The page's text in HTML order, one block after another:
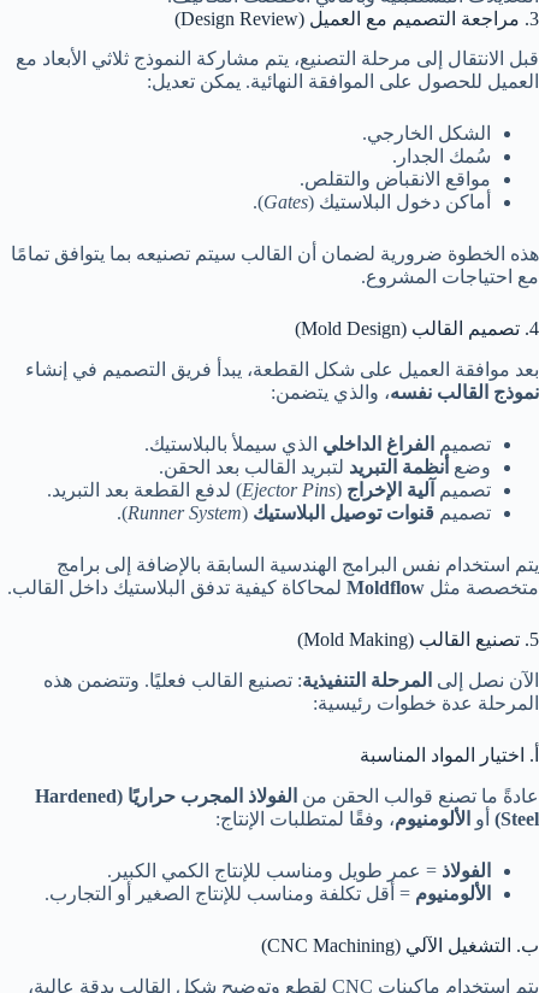
3. مراجعة التصميم مع العميل (Design Review)
قبل الانتقال إلى مرحلة التصنيع، يتم مشاركة النموذج ثلاثي الأبعاد مع
العميل للحصول على الموافقة النهائية. يمكن تعديل:
الشكل الخارجي.
سُمك الجدار.
مواقع الانقباض والتقلص.
أماكن دخول البلاستيك (Gates
).
هذه الخطوة ضرورية لضمان أن القالب سيتم تصنيعه بما يتوافق تمامًا
مع احتياجات المشروع.
4. تصميم القالب (Mold Design)
بعد موافقة العميل على شكل القطعة، يبدأ فريق التصميم في إنشاء
نموذج القالب نفسه، والذي يتضمن:
تصميم الفراغ الداخلي الذي سيملأ بالبلاستيك.
وضع أنظمة التبريد لتبريد القالب بعد الحقن.
تصميم
آلية الإخراج (
Ejector Pins) لدفع القطعة بعد التبريد.
تصميم قنوات توصيل البلاستيك (
Runner System
).
يتم استخدام نفس البرامج الهندسية السابقة بالإضافة إلى برامج
متخصصة مثل Moldflow لمحاكاة كيفية تدفق البلاستيك داخل القالب.
5. تصنيع القالب (Mold Making)
الآن نصل إلى المرحلة التنفيذية: تصنيع القالب فعليًا. وتتضمن هذه
المرحلة عدة خطوات رئيسية:
أ. اختيار المواد المناسبة
عادةً ما تصنع قوالب الحقن من
الفولاذ المجرب حراريًا (Hardened
Steel)
أو الألومنيوم، وفقًا لمتطلبات الإنتاج:
الفولاذ = عمر طويل ومناسب للإنتاج الكمي الكبير.
الألومنيوم = أقل تكلفة ومناسب للإنتاج الصغير أو التجارب.
ب. التشغيل الآلي (CNC Machining)
يتم استخدام ماكينات CNC لقطع وتوضيح شكل القالب بدقة عالية،